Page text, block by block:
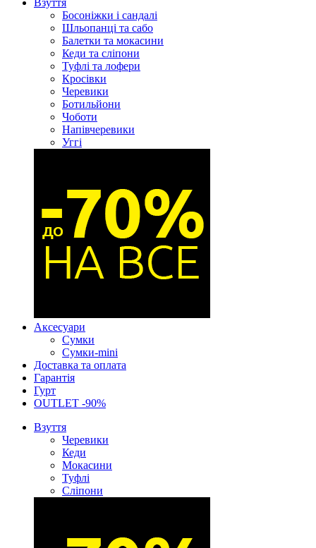
Взуття
Босоніжки і сандалі
Шльопанці та сабо
Балетки та мокасини
Кеди та сліпони
Туфлі та лофери
Кросівки
Черевики
Ботильйони
Чоботи
Напівчеревики
Уггі
Аксесуари
Сумки
Сумки-mini
Доставка та оплата
Гарантія
Гурт
OUTLET -90%
Взуття
Черевики
Кеди
Мокасини
Туфлі
Сліпони